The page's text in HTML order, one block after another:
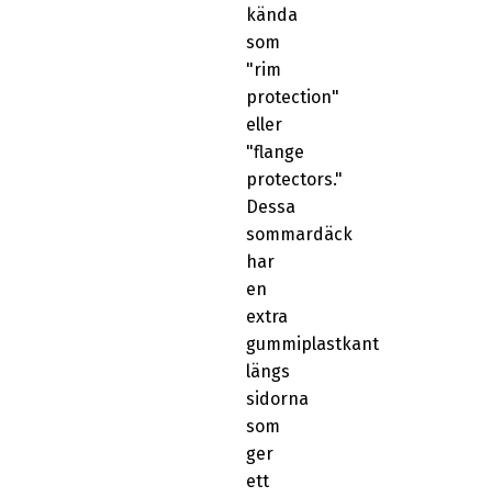
kända
som
"rim
protection"
eller
"flange
protectors."
Dessa
sommardäck
har
en
extra
gummiplastkant
längs
sidorna
som
ger
ett